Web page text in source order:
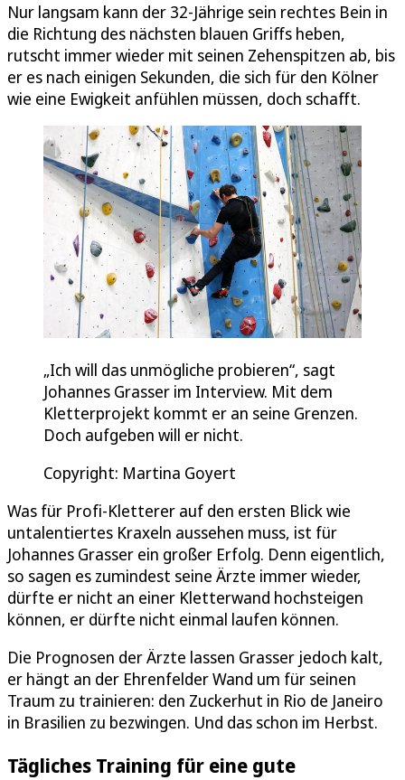
Nur langsam kann der 32-Jährige sein rechtes Bein in
die Richtung des nächsten blauen Griffs heben,
rutscht immer wieder mit seinen Zehenspitzen ab, bis
er es nach einigen Sekunden, die sich für den Kölner
wie eine Ewigkeit anfühlen müssen, doch schafft.
„Ich will das unmögliche probieren“, sagt
Johannes Grasser im Interview. Mit dem
Kletterprojekt kommt er an seine Grenzen.
Doch aufgeben will er nicht.
Copyright: Martina Goyert
Was für Profi-Kletterer auf den ersten Blick wie
untalentiertes Kraxeln aussehen muss, ist für
Johannes Grasser ein großer Erfolg. Denn eigentlich,
so sagen es zumindest seine Ärzte immer wieder,
dürfte er nicht an einer Kletterwand hochsteigen
können, er dürfte nicht einmal laufen können.
Die Prognosen der Ärzte lassen Grasser jedoch kalt,
er hängt an der Ehrenfelder Wand um für seinen
Traum zu trainieren: den Zuckerhut in Rio de Janeiro
in Brasilien zu bezwingen. Und das schon im Herbst.
Tägliches Training für eine gute